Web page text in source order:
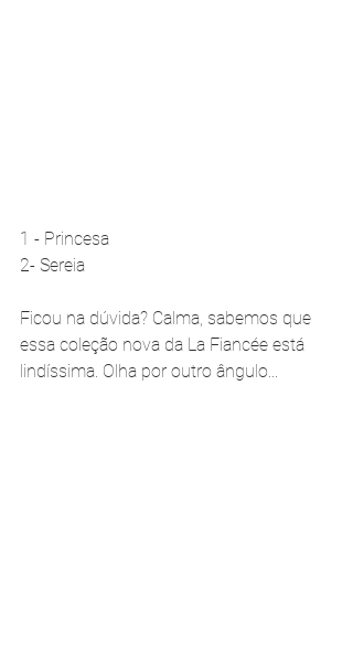
1 - Princesa
2- Sereia
Ficou na dúvida? Calma, sabemos que
essa coleção nova da La Fiancée está
lindíssima. Olha por outro ângulo...